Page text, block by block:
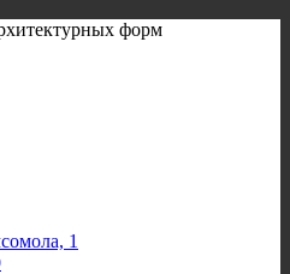
форм
1